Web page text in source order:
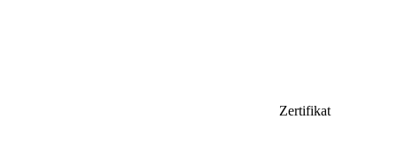
Zertifikat